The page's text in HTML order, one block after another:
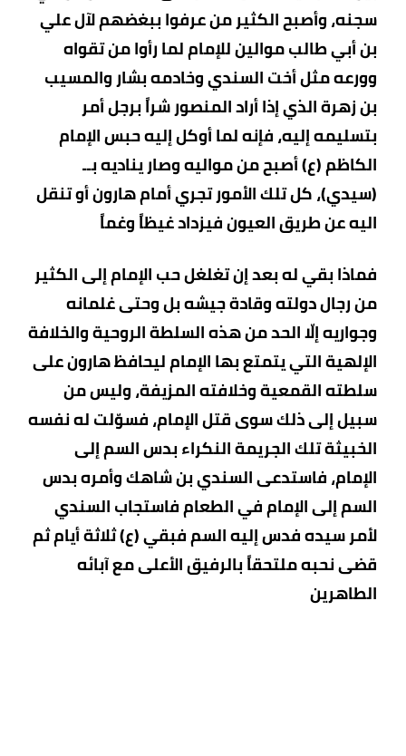
سجنه، وأصبح الكثير من عرفوا ببغضهم لآل علي
بن أبي طالب موالين للإمام لما رأوا من تقواه
وورعه مثل أخت السندي وخادمه بشار والمسيب
بن زهرة الذي إذا أراد المنصور شراً برجل أمر
بتسليمه إليه، فإنه لما أوكل إليه حبس الإمام
الكاظم (ع) أصبح من مواليه وصار يناديه بــ
(سيدي)، كل تلك الأمور تجري أمام هارون أو تنقل
اليه عن طريق العيون فيزداد غيظاً وغماً
فماذا بقي له بعد إن تغلغل حب الإمام إلى الكثير
من رجال دولته وقادة جيشه بل وحتى غلمانه
وجواريه إلّا الحد من هذه السلطة الروحية والخلافة
الإلهية التي يتمتع بها الإمام ليحافظ هارون على
سلطته القمعية وخلافته المزيفة، وليس من
سبيل إلى ذلك سوى قتل الإمام، فسوّلت له نفسه
الخبيثة تلك الجريمة النكراء بدس السم إلى
الإمام، فاستدعى السندي بن شاهك وأمره بدس
السم إلى الإمام في الطعام فاستجاب السندي
لأمر سيده فدس إليه السم فبقي (ع) ثلاثة أيام ثم
قضى نحبه ملتحقاً بالرفيق الأعلى مع آبائه
الطاهرين